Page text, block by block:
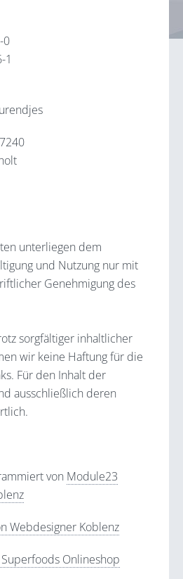
0
1
unterliegen dem
und Nutzung nur mit
Genehmigung des
sorgfältiger inhaltlicher
wir keine Haftung für die
Für den Inhalt der
ausschließlich deren
von Module23
Webdesigner Koblenz
Onlineshop